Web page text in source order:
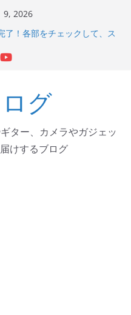
9, 2026
！各部をチェックして、ス
らえる！
ISSサスの動きが判ったら
グ
ター、カメラやガジェッ
けするブログ